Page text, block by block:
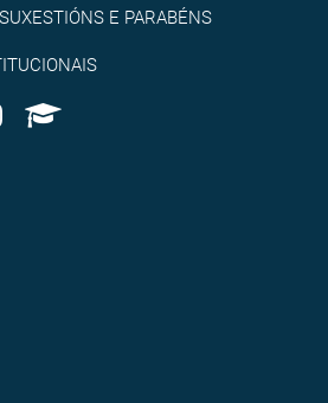
E PARABÉNS
AppleU